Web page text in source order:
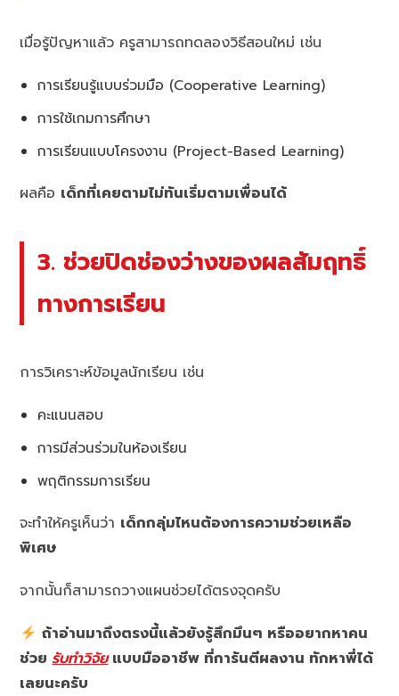
เมื่อรู้ปัญหาแล้ว ครูสามารถทดลองวิธีสอนใหม่ เช่น
การเรียนรู้แบบร่วมมือ (Cooperative Learning)
การใช้เกมการศึกษา
การเรียนแบบโครงงาน (Project-Based Learning)
ผลคือ เด็กที่เคยตามไม่ทันเริ่มตามเพื่อนได้
3. ช่วยปิดช่องว่างของผลสัมฤทธิ์
ทางการเรียน
การวิเคราะห์ข้อมูลนักเรียน เช่น
คะแนนสอบ
การมีส่วนร่วมในห้องเรียน
พฤติกรรมการเรียน
จะทำให้ครูเห็นว่า เด็กกลุ่มไหนต้องการความช่วยเหลือ
พิเศษ
จากนั้นก็สามารถวางแผนช่วยได้ตรงจุดครับ
ถ้าอ่านมาถึงตรงนี้แล้วยังรู้สึกมึนๆ หรืออยากหาคน
ช่วยรับทำวิจัยแบบมืออาชีพ ที่การันตีผลงาน ทักหาพี่ได้
เลยนะครับ